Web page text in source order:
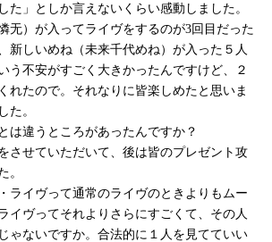
た」としか言えないくらい感動しました。
无）が入ってライヴをするのが3回目だった
新しいめね（未来千代めね）が入った５人
う不安がすごく大きかったんですけど、２
れたので。それなりに皆楽しめたと思いま
た。
は違うところがあったんですか？
させていただいて、後は皆のプレゼント攻
。
ライヴって通常のライヴのときよりもムー
イヴってそれよりさらにすごくて、その人
ゃないですか。合法的に１人を見てていい